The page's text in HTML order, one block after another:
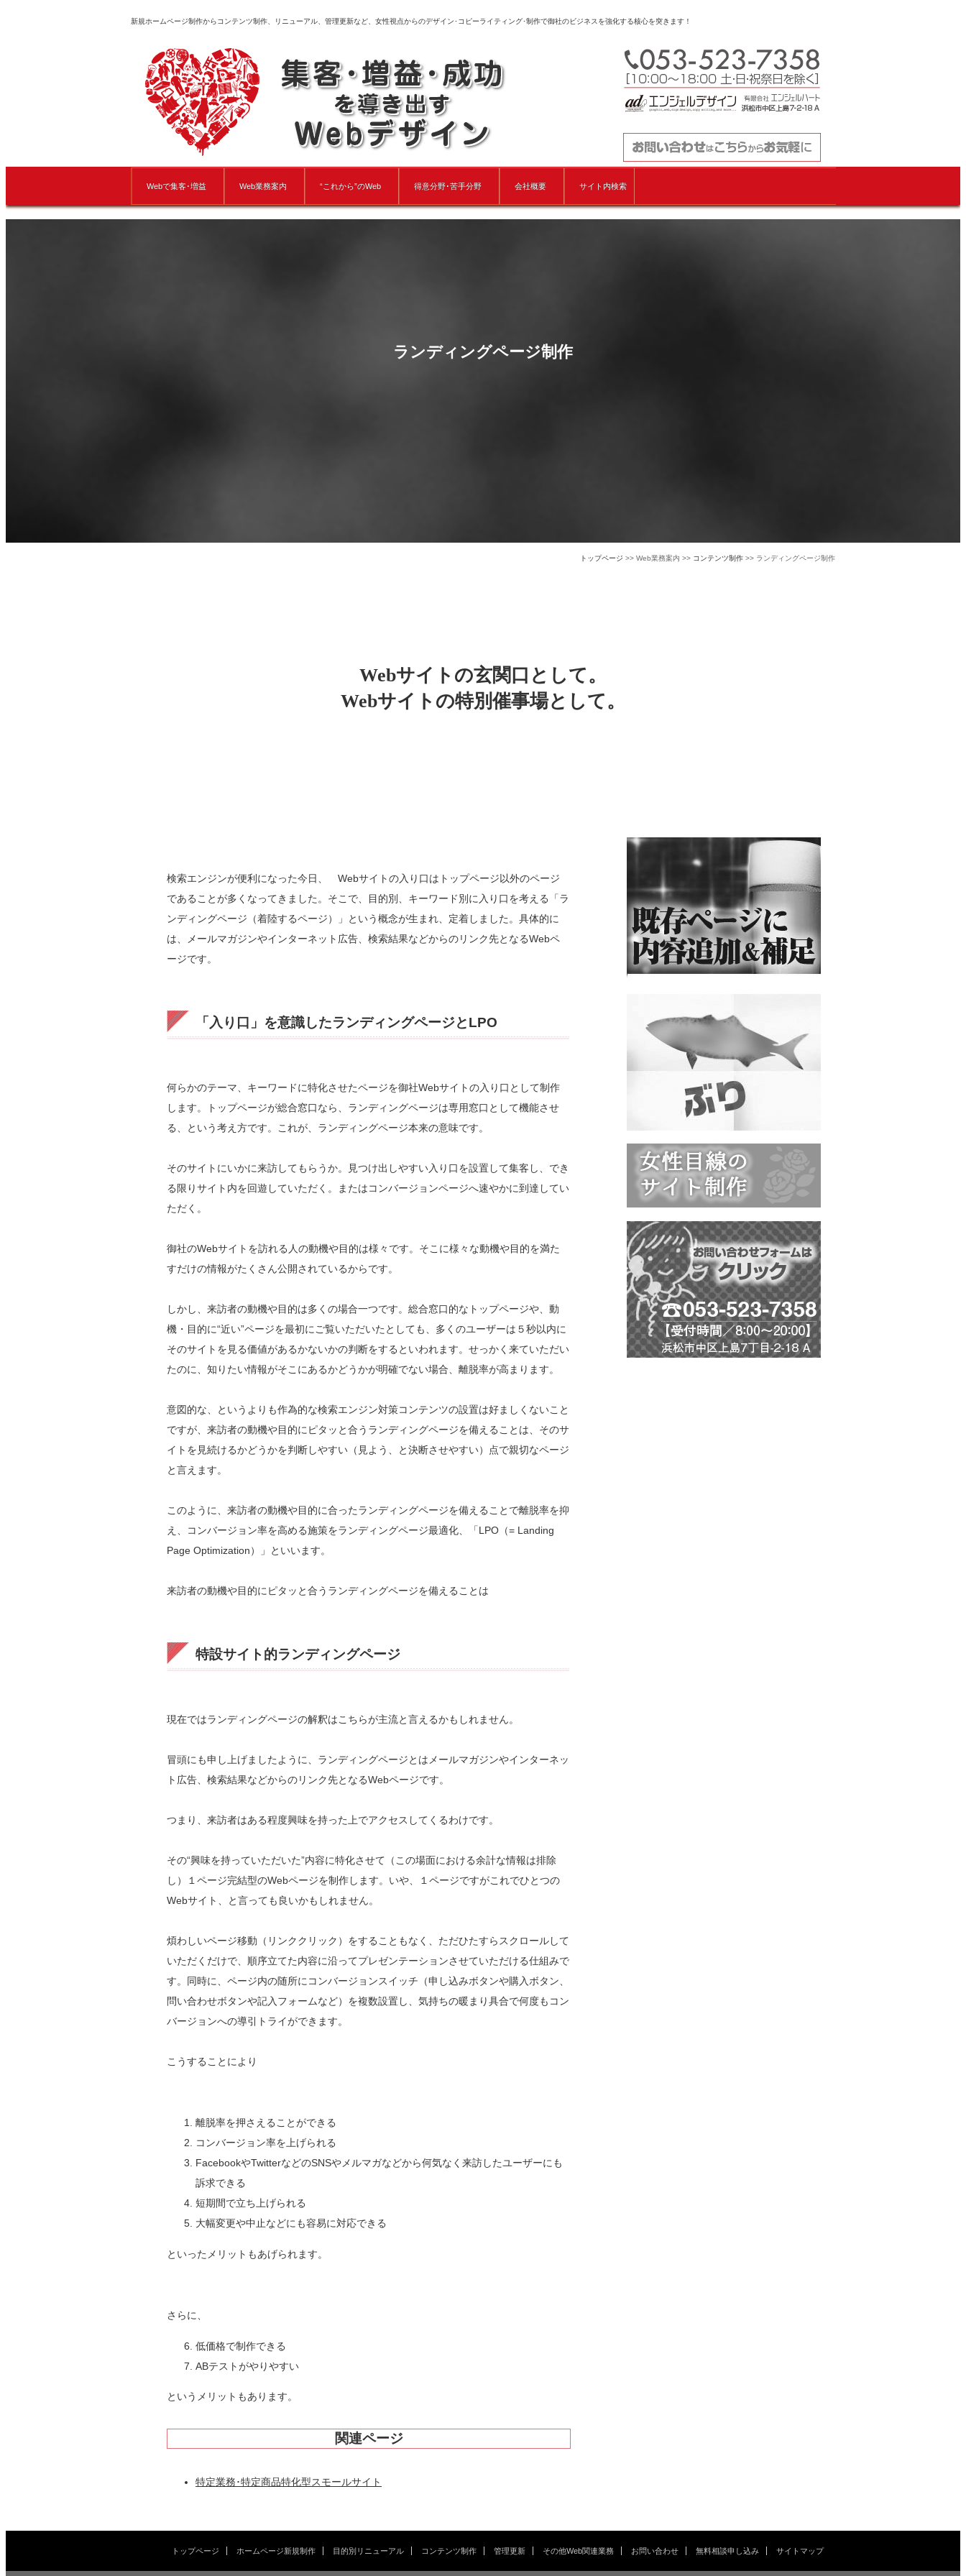
新規ホームページ制作からコンテンツ制作、リニューアル、管理更新など、女性視点からのデザイン･コピーライティング･制作で御社のビジネスを強化する核心を突きます！
Webで集客･増益 Web業務案内 “これから”のWeb 得意分野･苦手分野 会社概要 サイト内検索
ランディングページ制作
トップページ >> Web業務案内 >> コンテンツ制作 >> ランディングページ制作
Webサイトの玄関口として。
Webサイトの特別催事場として。
検索エンジンが便利になった今日、 Webサイトの入り口はトップページ以外のページ
であることが多くなってきました。そこで、目的別、キーワード別に入り口を考える「ラ
ンディングページ（着陸するページ）」という概念が生まれ、定着しました。具体的に
は、メールマガジンやインターネット広告、検索結果などからのリンク先となるWebペ
ージです。
「入り口」を意識したランディングページとLPO
何らかのテーマ、キーワードに特化させたページを御社Webサイトの入り口として制作
します。トップページが総合窓口なら、ランディングページは専用窓口として機能させ
る、という考え方です。これが、ランディングページ本来の意味です。
そのサイトにいかに来訪してもらうか。見つけ出しやすい入り口を設置して集客し、でき
る限りサイト内を回遊していただく。またはコンバージョンページへ速やかに到達してい
ただく。
御社のWebサイトを訪れる人の動機や目的は様々です。そこに様々な動機や目的を満た
すだけの情報がたくさん公開されているからです。
しかし、来訪者の動機や目的は多くの場合一つです。総合窓口的なトップページや、動
機・目的に“近い”ページを最初にご覧いただいたとしても、多くのユーザーは５秒以内に
そのサイトを見る価値があるかないかの判断をするといわれます。せっかく来ていただい
たのに、知りたい情報がそこにあるかどうかが明確でない場合、離脱率が高まります。
意図的な、というよりも作為的な検索エンジン対策コンテンツの設置は好ましくないこと
ですが、来訪者の動機や目的にピタッと合うランディングページを備えることは、そのサ
イトを見続けるかどうかを判断しやすい（見よう、と決断させやすい）点で親切なページ
と言えます。
このように、来訪者の動機や目的に合ったランディングページを備えることで離脱率を抑
え、コンバージョン率を高める施策をランディングページ最適化、「LPO（= Landing
Page Optimization）」といいます。
来訪者の動機や目的にピタッと合うランディングページを備えることは
特設サイト的ランディングページ
現在ではランディングページの解釈はこちらが主流と言えるかもしれません。
冒頭にも申し上げましたように、ランディングページとはメールマガジンやインターネッ
ト広告、検索結果などからのリンク先となるWebページです。
つまり、来訪者はある程度興味を持った上でアクセスしてくるわけです。
その“興味を持っていただいた”内容に特化させて（この場面における余計な情報は排除
し）１ページ完結型のWebページを制作します。いや、１ページですがこれでひとつの
Webサイト、と言っても良いかもしれません。
煩わしいページ移動（リンククリック）をすることもなく、ただひたすらスクロールして
いただくだけで、順序立てた内容に沿ってプレゼンテーションさせていただける仕組みで
す。同時に、ページ内の随所にコンバージョンスイッチ（申し込みボタンや購入ボタン、
問い合わせボタンや記入フォームなど）を複数設置し、気持ちの暖まり具合で何度もコン
バージョンへの導引トライができます。
こうすることにより
離脱率を押さえることができる
コンバージョン率を上げられる
FacebookやTwitterなどのSNSやメルマガなどから何気なく来訪したユーザーにも
訴求できる
短期間で立ち上げられる
大幅変更や中止などにも容易に対応できる
といったメリットもあげられます。
さらに、
低価格で制作できる
ABテストがやりやすい
というメリットもあります。
関連ページ
特定業務･特定商品特化型スモールサイト
トップページ ホームページ新規制作 目的別リニューアル コンテンツ制作 管理更新 その他Web関連業務 お問い合わせ 無料相談申し込み サイトマップ